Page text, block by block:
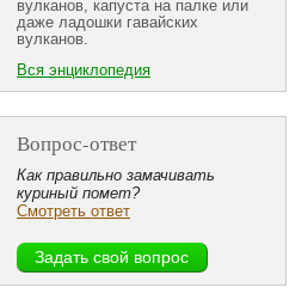
вулканов, капуста на палке или
даже ладошки гавайских
вулканов.
Вся энциклопедия
Вопрос-ответ
Как правильно замачивать
куриный помет?
Смотреть ответ